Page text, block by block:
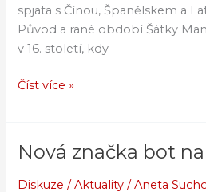
spjata s Čínou, Španělskem a
Původ a rané období Šátky
v 16. století, kdy
Číst více »
Nová značka bot
Diskuze /Aktuality /Aneta
Nová
bot